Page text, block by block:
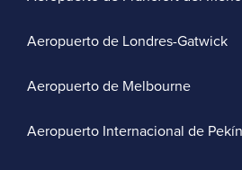
Aeropuerto de Londres-Gatwick
Aeropuerto de Melbourne
Aeropuerto Internacional de